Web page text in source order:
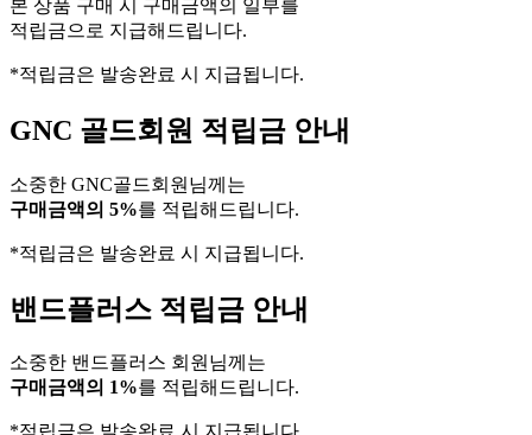
본 상품 구매 시 구매금액의 일부를
적립금으로 지급해드립니다.
*적립금은 발송완료 시 지급됩니다.
GNC 골드회원 적립금 안내
소중한 GNC골드회원님께는
구매금액의 5%를 적립해드립니다.
*적립금은 발송완료 시 지급됩니다.
밴드플러스 적립금 안내
소중한 밴드플러스 회원님께는
구매금액의 1%를 적립해드립니다.